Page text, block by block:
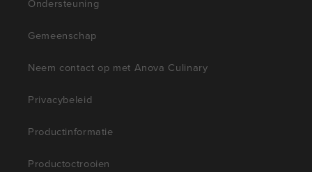
Ondersteuning
Gemeenschap
Neem contact op met Anova Culinary
Privacybeleid
Productinformatie
Productoctrooien